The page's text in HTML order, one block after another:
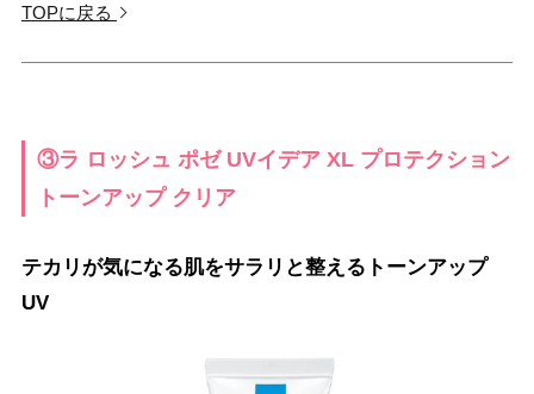
TOPに戻る
③ラ ロッシュ ポゼ UVイデア XL プロテクション
トーンアップ クリア
テカリが気になる肌をサラリと整えるトーンアップ
UV